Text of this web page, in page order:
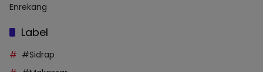
Enrekang
Label
#Sidrap